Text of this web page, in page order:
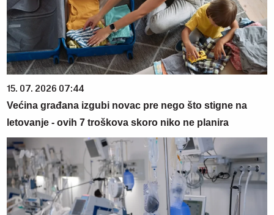
15. 07. 2026 07:44
Većina građana izgubi novac pre nego što stigne na
letovanje - ovih 7 troškova skoro niko ne planira